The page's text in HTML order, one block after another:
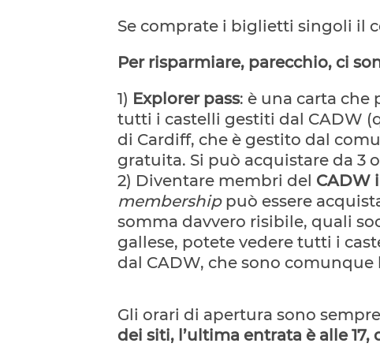
Se comprate i biglietti singoli il
Per risparmiare, parecchio, ci
1) Explorer pass: è una carta che
tutti i castelli gestiti dal CADW
di Cardiff, che è gestito dal
gratuita. Si può acquistare da 3
2) Diventare membri del CADW
membershippuò essere
somma davvero risibile, quali
gallese, potete vedere tutti i
dal CADW, che sono
Gli orari di apertura sono
dei siti, l’ultima entrata è alle